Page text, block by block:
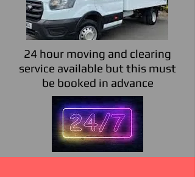
24 hour moving and clearing
service available but this must
be booked in advance